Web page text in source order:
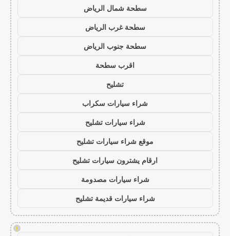
سطحة شمال الرياض
سطحة غرب الرياض
سطحة جنوب الرياض
اقرب سطحة
تشليح
شراء سيارات سكراب
شراء سيارات تشليح
موقع شراء سيارات تشليح
ارقام يشترون سيارات تشليح
شراء سيارات مصدومة
شراء سيارات قديمة تشليح
!